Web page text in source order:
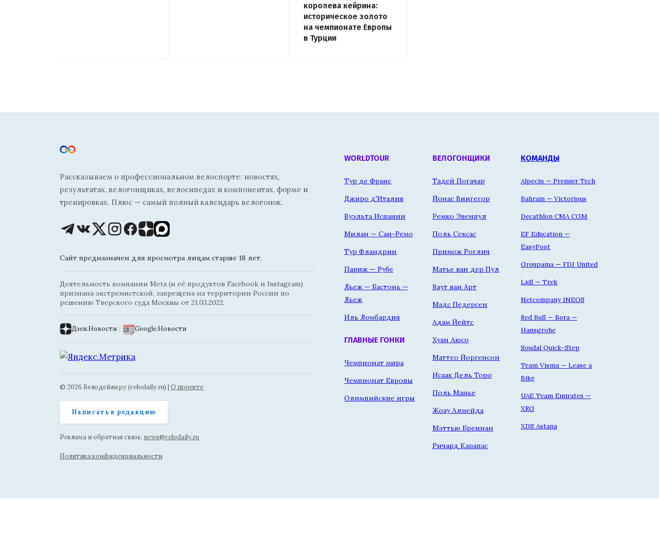
королева кейрина:
историческое золото
на чемпионате Европы
в Турции
Рассказываем о профессиональном велоспорте: новостях,
результатах, велогонщиках, велосипедах и компонентах, форме и
тренировках. Плюс — самый полный календарь велогонок.
Сайт предназначен для просмотра лицам старше 18 лет.
Деятельность компании Meta (и её продуктов Facebook и Instagram)
признана экстремистской, запрещена на территории России по
решению Тверского суда Москвы от 21.03.2022.
Дзен.Новости | Google.Новости
© 2026 Велодейли.ру (velodaily.ru) | О проекте
Написать в редакцию
Реклама и обратная связь: news@velodaily.ru
Политика конфиденциальности
WORLDTOUR
Тур де Франс
Джиро д'Италия
Вуэльта Испании
Милан — Сан-Ремо
Тур Фландрии
Париж — Рубе
Льеж — Бастонь —
Льеж
Иль Ломбардия
ГЛАВНЫЕ ГОНКИ
Чемпионат мира
Чемпионат Европы
Олимпийские игры
ВЕЛОГОНЩИКИ
Тадей Погачар
Йонас Вингегор
Ремко Эвенпул
Поль Сексас
Примож Роглич
Матье ван дер Пул
Ваут ван Арт
Мадс Педерсен
Адам Йейтс
Хуан Аюсо
Маттео Йоргенсон
Исаак Дель Торо
Поль Манье
Жоау Алмейда
Мэттью Бреннан
Ричард Карапас
КОМАНДЫ
Alpecin — Premier Tech
Bahrain — Victorious
Decathlon CMA CGM
EF Education —
EasyPost
Groupama — FDJ United
Lidl — Trek
Netcompany INEOS
Red Bull — Bora —
Hansgrohe
Soudal Quick-Step
Team Visma — Lease a
Bike
UAE Team Emirates —
XRG
XDS Astana